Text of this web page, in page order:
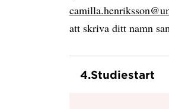
att skriva ditt namn
4.Studiestart